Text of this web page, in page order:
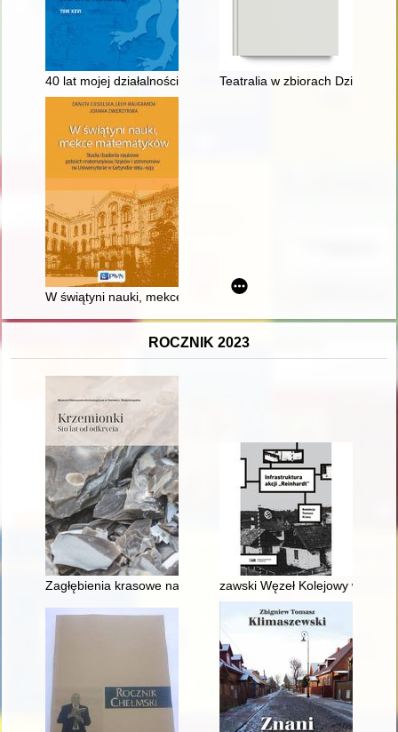
40 lat mojej działalności w TPZK na rzecz Kutna i subregionu
Teatralia w zbiorach Działu
W świątyni nauki, mekce matematyków : studia i badania
ROCZNIK 2023
Zagłębienia krasowe na terenie rezerwatu w Krzemionkach i
zawski Węzeł Kolejowy w